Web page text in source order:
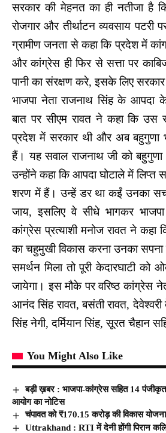
सरकार की मेहनत का ही नतीजा है
रोजगार और तीर्थाटन व्यवसाय पटरी
ग्रामीण जनता से कहा कि प्रदेश में
और कांग्रेस ही फिर से सत्ता पर
पानी का संरक्षण करे, इसके लिए
भाजपा नेता राजनाथ सिंह के आपदा
बात पर सीएम रावत ने कहा कि उस
प्रदेश में सरकार थी और अब बहुगुणा
हैं। यह सवाल राजनाथ जी को बहुगुणा
उन्होंने कहा कि आपदा घोटाले में लिप्त
शरण में हैं। उन्हें डर था कईं उनका
जाय, इसलिए वे सीधे भागकर
कांग्रेस प्रत्याशी मनोज रावत ने कहा
का चहुमुखी विकास करना उनका
समर्थन मिला तो पूरी केदारघाटी को
जायेगा। इस मौके पर वरिष्ठ कांग्रेस
आनंद सिंह रावत, बसंती रावत, देवेश्वरी
सिंह नेगी, दर्मियान सिंह, सूरत चैहान
You Might Also Like
बड़ी ख़बर : भाजपा-कांग्रेस सहित 14
आयोग का नोटिस
चंपावत को ₹170.15 करोड़ की विकास
Uttrakhand : RTI में देनी होंगी पिरान